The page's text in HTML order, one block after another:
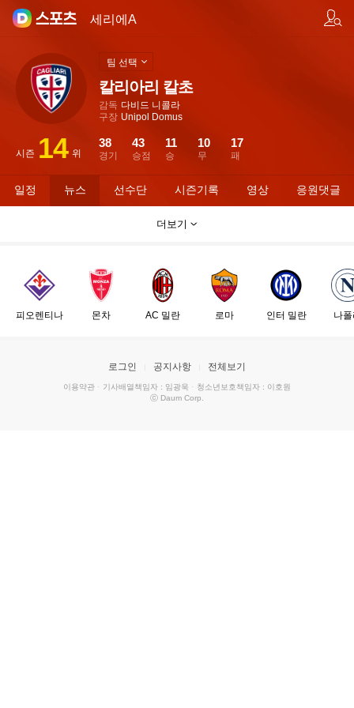
세리에A
칼리아리 칼초
감독 다비드 니콜라
구장 Unipol Domus
시즌 14 위 경기
38
승점
43
승
11
무
10
패
17
팀 선택
일정 뉴스 선수단 시즌기록 영상 응원댓글
더보기
피오렌티나 몬차 AC 밀란 로마 인터 밀란 나
로그인 공지사항 전체보기
이용약관 · 기사배열책임자 : 임광욱 · 청소년보호책임자 : 이호원
ⓒ Daum Corp.